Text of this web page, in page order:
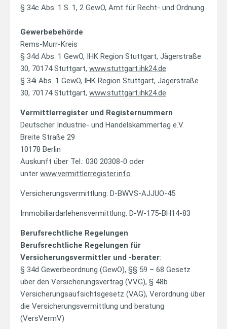
§ 34c Abs. 1 S. 1, 2 GewO, Amt für Recht- und Ordnung
Gewerbebehörde
Rems-Murr-Kreis
§ 34d Abs. 1 GewO, IHK Region Stuttgart, Jägerstraße
30, 70174 Stuttgart, www.stuttgart.ihk24.de
§ 34i Abs. 1 GewO, IHK Region Stuttgart, Jägerstraße
30, 70174 Stuttgart, www.stuttgart.ihk24.de
Vermittlerregister und Registernummern
Deutscher Industrie- und Handelskammertag e.V.
Breite Straße 29
10178 Berlin
Auskunft über Tel.: 030 20308-0 oder
unter www.vermittlerregister.info
Versicherungsvermittlung: D-BWVS-AJJUO-45
Immobiliardarlehensvermittlung: D-W-175-BH14-83
Berufsrechtliche Regelungen
Berufsrechtliche Regelungen für
Versicherungsvermittler und -berater:
§ 34d Gewerbeordnung (GewO), §§ 59 – 68 Gesetz
über den Versicherungsvertrag (VVG), § 48b
Versicherungsaufsichtsgesetz (VAG), Verordnung über
die Versicherungsvermittlung und beratung
(VersVermV)